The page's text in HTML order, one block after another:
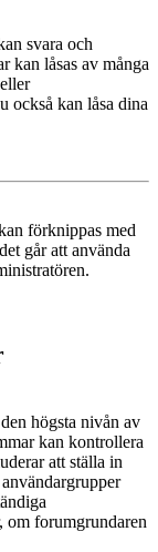
svara och
kan låsas av många
också kan låsa dina
förknippas med
går att använda
högsta nivån av
kan kontrollera
att ställa in
om forumgrundaren